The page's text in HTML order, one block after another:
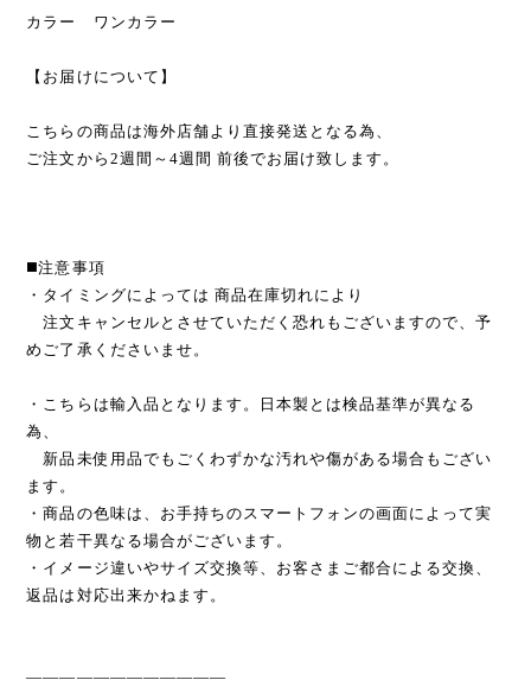
カラー ワンカラー
【お届けについて】
こちらの商品は海外店舗より直接発送となる為、
ご注文から2週間～4週間 前後でお届け致します。
◼️注意事項
・タイミングによっては 商品在庫切れにより
注文キャンセルとさせていただく恐れもございますので、予
めご了承くださいませ。
・こちらは輸入品となります。日本製とは検品基準が異なる
為、
新品未使用品でもごくわずかな汚れや傷がある場合もござい
ます。
・商品の色味は、お手持ちのスマートフォンの画面によって実
物と若干異なる場合がございます。
・イメージ違いやサイズ交換等、お客さまご都合による交換、
返品は対応出来かねます。